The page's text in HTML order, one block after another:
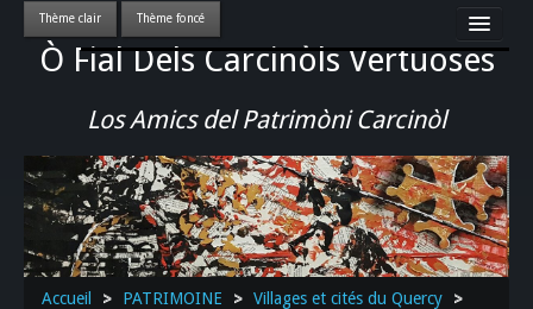
Ò Fial Dels Carcinòls Vertuoses
Los Amics del Patrimòni Carcinòl
Accueil
LES QUERCYNOIS & LEUR CULTURE
PATRIMOINE
GASTRONOMIE
ACTUALITE-CULTURE-EVENEMENTS LOCAUX
>>
Accueil > PATRIMOINE > Villages et cités du Quercy
>